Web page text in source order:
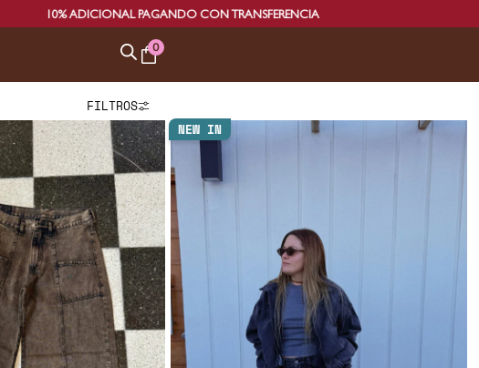
10% ADICIONAL PAGANDO CON TRANSFERENCIA
0
FILTROS
NEW IN